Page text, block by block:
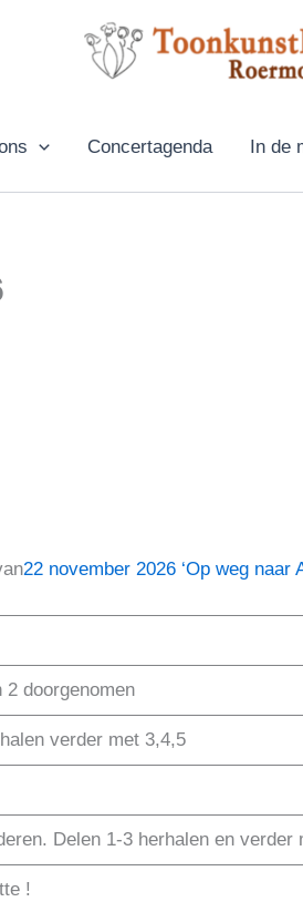
Concertagenda In de
22 november 2026 ‘Op weg naar
doorgenomen
verder met 3,4,5
Delen 1-3 herhalen en verder
!